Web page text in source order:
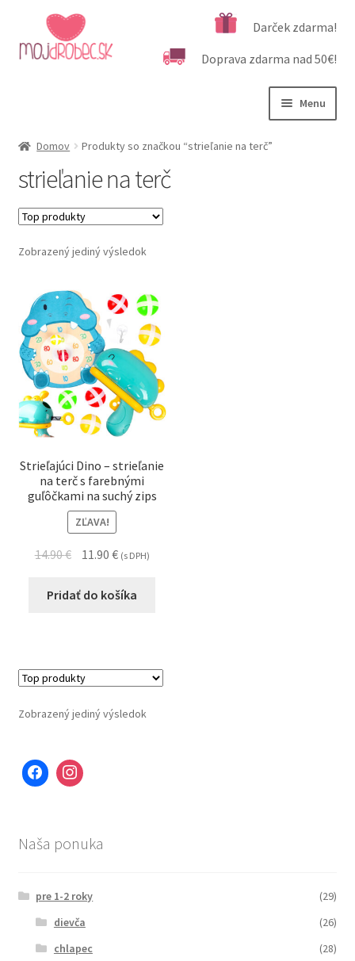
Preskočiť
na
navigáciu
Preskočiť
na
obsah
Darček zdarma!
Doprava zdarma nad 50€!
Menu
Podľa veku
Kategórie produktov
Dôležité informácie
Domov Produkty so značkou “strieľanie na terč”
strieľanie na terč
Zobrazený jediný výsledok
Strieľajúci Dino – strieľanie
na terč s farebnými
guľôčkami na suchý zips
ZĽAVA!
14.90€ 11.90 € (s DPH)
Pridať do košíka
Zobrazený jediný výsledok
Naša ponuka
pre 1-2 roky
(29)
dievča
(26)
chlapec
(28)